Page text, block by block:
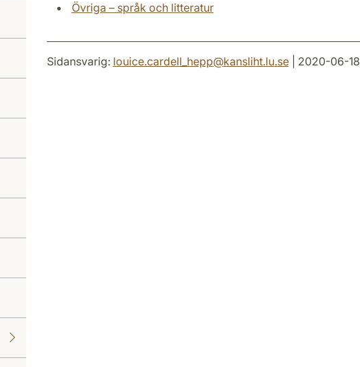
Övriga – språk och litteratur
Sidansvarig: louice.cardell_hepp@kansliht.lu.se| 2020-06-18